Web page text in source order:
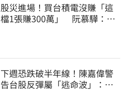
股災進場！買台積電沒賺「這
檔1張賺300萬」 阮慕驊：別
下週恐跌破半年線！陳嘉偉警
告台股反彈屬「逃命波」：空